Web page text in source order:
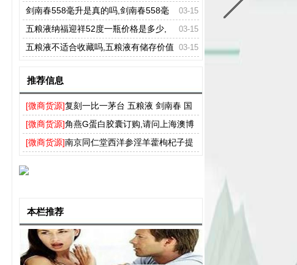
级别 03-15
剑南春558毫升是真的吗,剑南春558毫
升的是正品吗 03-15
五粮液纳福迎祥52度一瓶价格是多少,
五粮液52度纳福多少钱一瓶 03-15
五粮液不适合收藏吗,五粮液有储存价值
推荐信息
[微商货源]复刻一比一茅台 五粮液 剑南春 国
窖 厂家直营供货，支持货到付款
[微商货源]角燕G蛋白胶囊订购,请问上海澳博
角燕G蛋白胶囊哪有卖的
[微商货源]南京同仁堂西洋参淫羊藿枸杞子提
本栏推荐